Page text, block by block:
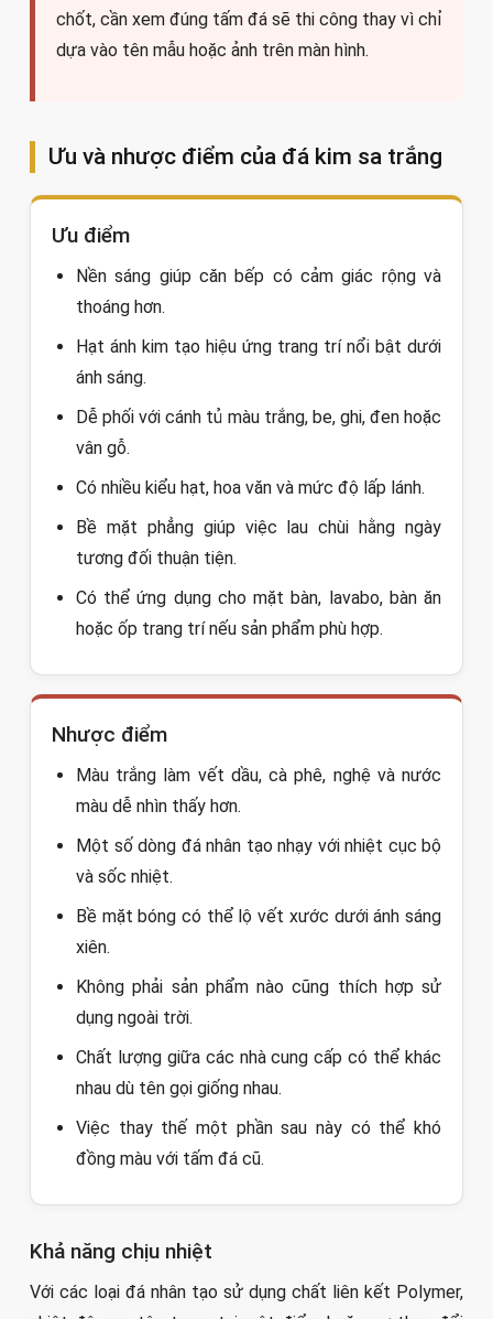
chốt, cần xem đúng tấm đá sẽ thi công thay vì chỉ
dựa vào tên mẫu hoặc ảnh trên màn hình.
Ưu và nhược điểm của đá kim sa trắng
Ưu điểm
Nền sáng giúp căn bếp có cảm giác rộng và
thoáng hơn.
Hạt ánh kim tạo hiệu ứng trang trí nổi bật dưới
ánh sáng.
Dễ phối với cánh tủ màu trắng, be, ghi, đen hoặc
vân gỗ.
Có nhiều kiểu hạt, hoa văn và mức độ lấp lánh.
Bề mặt phẳng giúp việc lau chùi hằng ngày
tương đối thuận tiện.
Có thể ứng dụng cho mặt bàn, lavabo, bàn ăn
hoặc ốp trang trí nếu sản phẩm phù hợp.
Nhược điểm
Màu trắng làm vết dầu, cà phê, nghệ và nước
màu dễ nhìn thấy hơn.
Một số dòng đá nhân tạo nhạy với nhiệt cục bộ
và sốc nhiệt.
Bề mặt bóng có thể lộ vết xước dưới ánh sáng
xiên.
Không phải sản phẩm nào cũng thích hợp sử
dụng ngoài trời.
Chất lượng giữa các nhà cung cấp có thể khác
nhau dù tên gọi giống nhau.
Việc thay thế một phần sau này có thể khó
đồng màu với tấm đá cũ.
Khả năng chịu nhiệt
Với các loại đá nhân tạo sử dụng chất liên kết Polymer,